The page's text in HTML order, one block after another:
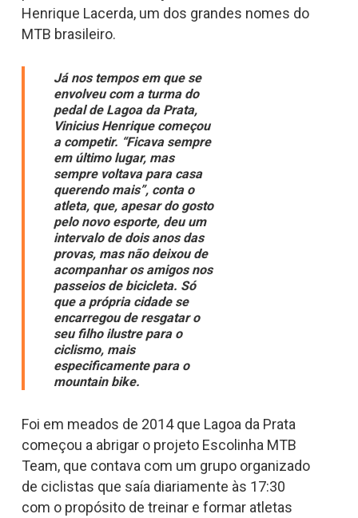
Henrique Lacerda, um dos grandes nomes do
MTB brasileiro.
Já nos tempos em que se
envolveu com a turma do
pedal de Lagoa da Prata,
Vinicius Henrique começou
a competir. “Ficava sempre
em último lugar, mas
sempre voltava para casa
querendo mais”, conta o
atleta, que, apesar do gosto
pelo novo esporte, deu um
intervalo de dois anos das
provas, mas não deixou de
acompanhar os amigos nos
passeios de bicicleta. Só
que a própria cidade se
encarregou de resgatar o
seu filho ilustre para o
ciclismo, mais
especificamente para o
mountain bike.
Foi em meados de 2014 que Lagoa da Prata
começou a abrigar o projeto Escolinha MTB
Team, que contava com um grupo organizado
de ciclistas que saía diariamente às 17:30
com o propósito de treinar e formar atletas